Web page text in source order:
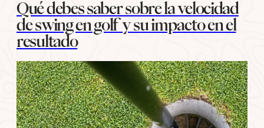
Qué debes saber sobre la velocidad
de swing en golf y su impacto en el
resultado